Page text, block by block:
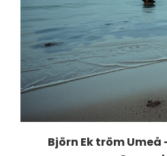
Björn Ek tröm Umeå